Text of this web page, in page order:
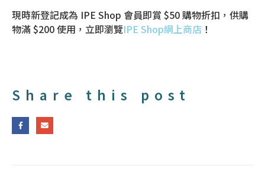
現時新登記成為 IPE Shop 會員即賞 $50 購物折扣，供購
物滿 $200 使用，立即瀏覽IPE Shop網上商店 ！
Share this post